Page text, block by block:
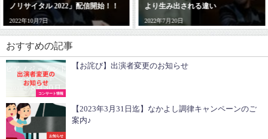
ノリサイタル 2022」配信開始！！
2022年10月7日
より生み出される違い
2022年7月20日
おすすめの記事
コンサート情報
【お詫び】出演者変更のお知らせ
お知らせ
【2023年3月31日迄】なかよし調律キャンペーンのご
案内♪